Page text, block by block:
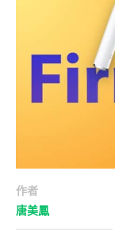
作者
唐美鳳